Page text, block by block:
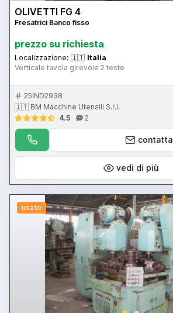
OLIVETTI FG 4
Fresatrici Banco fisso
prezzo su richiesta
Localizzazione: 🇮🇹 Italia
Verticale tavola girevole 2 teste
25IND2938
🇮🇹 BM Macchine Utensili S.r.l.
4.5
2
contatta
vedi di più
usato